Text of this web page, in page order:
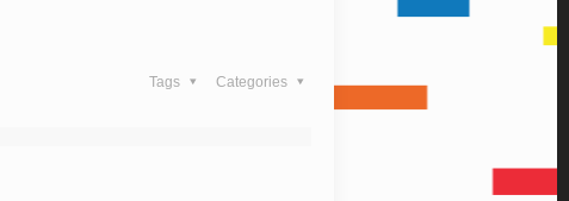
Categories
Tags